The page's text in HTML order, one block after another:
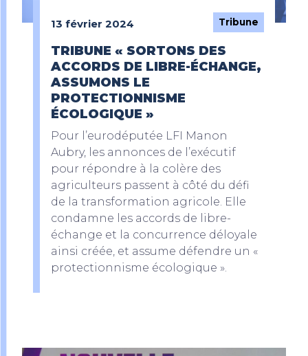
13 février 2024 Tribune
TRIBUNE « SORTONS DES
ACCORDS DE LIBRE-ÉCHANGE,
ASSUMONS LE
PROTECTIONNISME
ÉCOLOGIQUE »
Pour l’eurodéputée LFI Manon
Aubry, les annonces de l’exécutif
pour répondre à la colère des
agriculteurs passent à côté du défi
de la transformation agricole. Elle
condamne les accords de libre-
échange et la concurrence déloyale
ainsi créée, et assume défendre un «
protectionnisme écologique ».